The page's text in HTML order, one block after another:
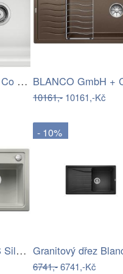
BLANCO GmbH + Co KG Granitový dřez…
10161,-10161,-Kč
Blanco ZENAR 5 S Silgranit perlově šedá…
- 10%
6741,-6741,-Kč